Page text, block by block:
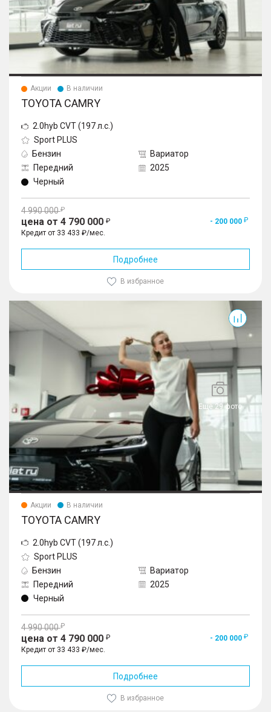
Акции В наличии
TOYOTA CAMRY
2.0hyb CVT (197 л.с.)
Sport PLUS
Бензин
Вариатор
Передний
2025
Черный
4 990 000
цена от 4 790 000
- 200 000
Кредит от 33 433 ₽/мес.
Подробнее
В избранное
Еще 29 фото
Camry
Акции В наличии
TOYOTA CAMRY
2.0hyb CVT (197 л.с.)
Sport PLUS
Бензин
Вариатор
Передний
2025
Черный
4 990 000
цена от 4 790 000
- 200 000
Кредит от 33 433 ₽/мес.
Подробнее
В избранное